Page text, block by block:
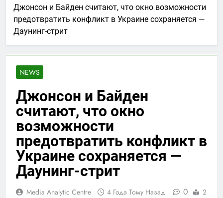
Джонсон и Байден считают, что окно возможности
предотвратить конфликт в Украине сохраняется —
Даунинг-стрит
NEWS
Джонсон и Байден
считают, что окно
возможности
предотвратить конфликт в
Украине сохраняется —
Даунинг-стрит
Media Analytic Centre 4 Года Тому Назад 0
2